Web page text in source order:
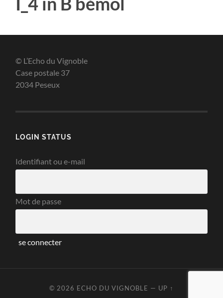
© L’Echo du Vignoble
Case postale 37
2034 Peseux
LOGIN STATUS
Identifiant ou e-mail
Mot de passe
© 2026 ECHO DU VIGNOBLE — UP ↑